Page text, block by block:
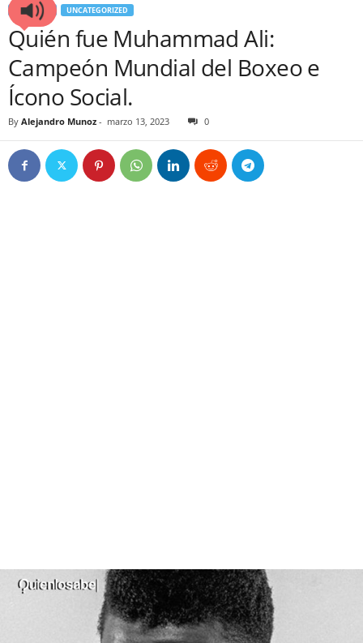
DEPORTES UNCATEGORIZED
Quién fue Muhammad Ali:
Campeón Mundial del Boxeo e
Ícono Social.
By Alejandro Munoz - marzo 13, 2023 0